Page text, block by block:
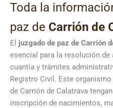
Toda la
paz de Carrión de
El juzgado de paz de Carrión
esencial para la resolución
cuantía y trámites
Registro Civil. Este
de Carrión de Calatrava
inscripción de nacimientos,